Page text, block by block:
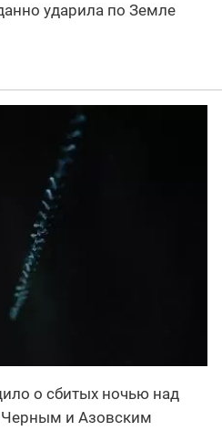
ударила по Земле
о сбитых ночью над
и Азовским